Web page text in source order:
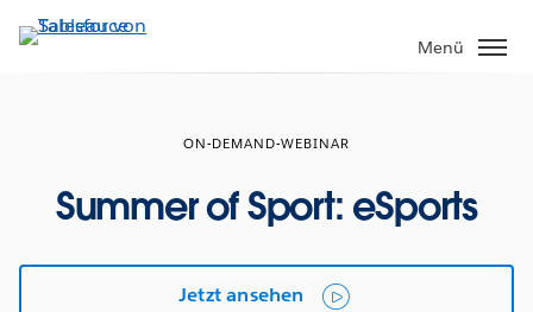
Direkt
zum
Menü
ON-DEMAND-WEBINAR
Summer of Sport: eSports
Jetzt ansehen